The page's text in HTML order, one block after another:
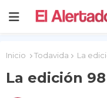
Inicio Todavida La
La edición